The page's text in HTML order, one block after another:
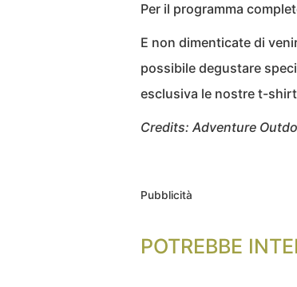
Per il programma
E non dimenticate di
possibile degustare
esclusiva le nostre t-
Credits: Adventure
Pubblicità
POTREBBE